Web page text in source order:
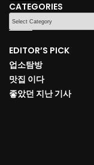
CATEGORIES
CATEGORIES
EDITOR’S PICK
업소탐방
맛집 이다
좋았던 지난 기사